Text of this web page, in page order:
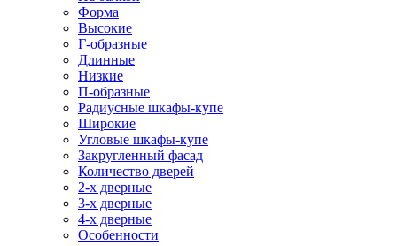
Форма
Высокие
Г-образные
Длинные
Низкие
П-образные
Радиусные шкафы-купе
Широкие
Угловые шкафы-купе
Закругленный фасад
Количество дверей
2-х дверные
3-х дверные
4-х дверные
Особенности